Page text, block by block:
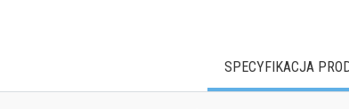
SPECYFIKACJA